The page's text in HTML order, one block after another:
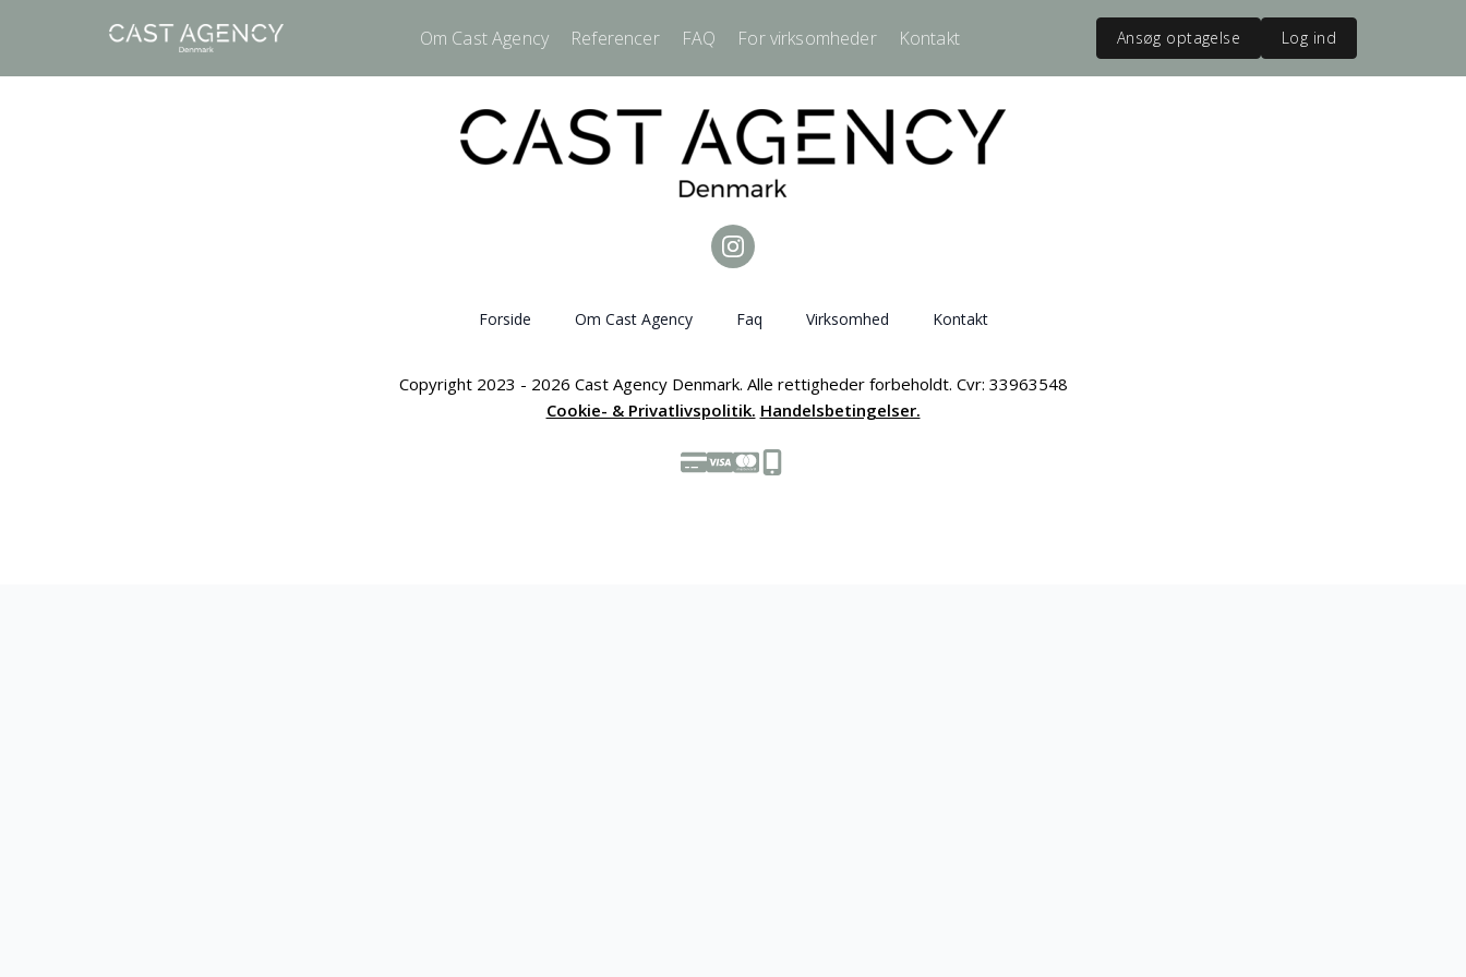
Om Cast Agency Referencer FAQ For virksomheder Kontakt Ansøg optagelse Log ind
Forside Om Cast Agency Faq Virksomhed Kontakt
Copyright 2023 - 2026 Cast Agency Denmark. Alle rettigheder forbeholdt. Cvr: 33963548
Cookie- & Privatlivspolitik. Handelsbetingelser.